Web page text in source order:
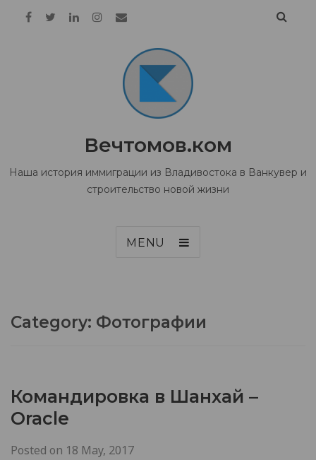
Вечтомов.ком
Наша история иммиграции из Владивостока в Ванкувер и
строительство новой жизни
MENU
Category: Фотографии
Командировка в Шанхай –
Oracle
Posted on 18 May, 2017